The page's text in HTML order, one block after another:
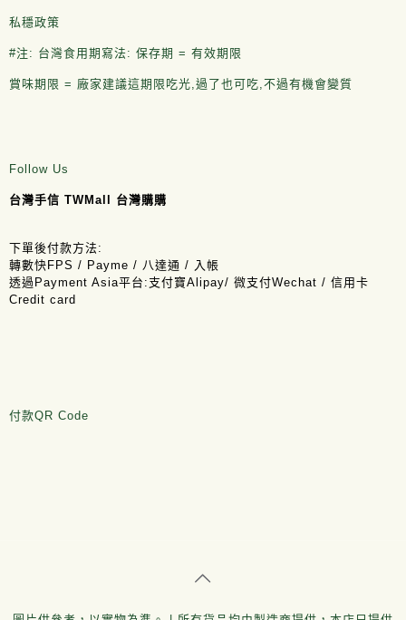
私穩政策
#注: 台灣食用期寫法: 保存期 = 有效期限
賞味期限 = 廠家建議這期限吃光,過了也可吃,不過有機會變質
Follow Us
台灣手信 TWMall 台灣購購
下單後付款方法:
轉數快FPS / Payme / 八達通 / 入帳
透過Payment Asia平台:支付寶Alipay/ 微支付Wechat / 信用卡
Credit card
付款QR Code